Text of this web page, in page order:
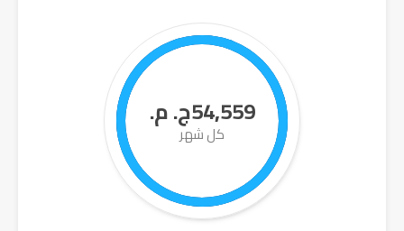
54,559ج. م.
كل شهر